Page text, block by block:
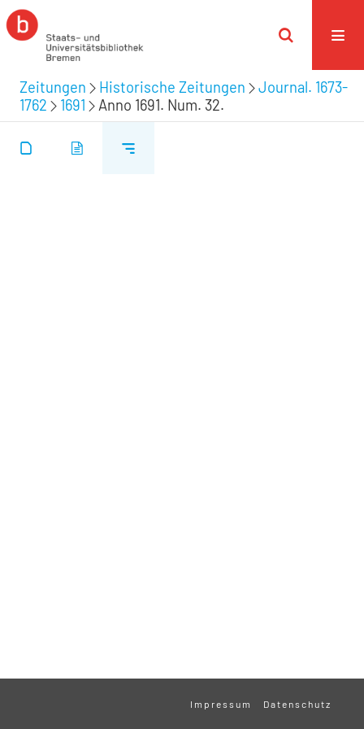
Zeitungen Historische Zeitungen
Journal. 1673-
1762
1691 Anno 1691. Num. 32.
Impressum Datenschutz